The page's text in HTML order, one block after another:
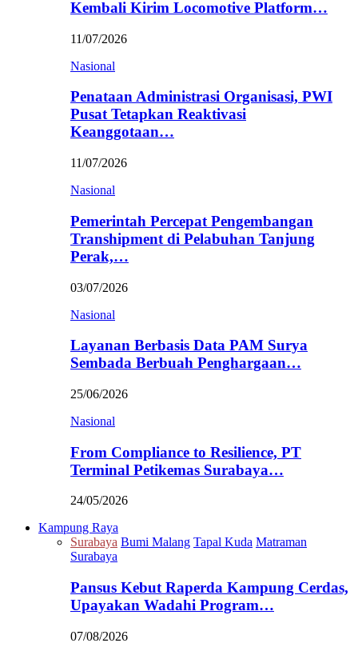
Kembali Kirim Locomotive Platform…
11/07/2026
Nasional
Penataan Administrasi Organisasi, PWI
Pusat Tetapkan Reaktivasi
Keanggotaan…
11/07/2026
Nasional
Pemerintah Percepat Pengembangan
Transhipment di Pelabuhan Tanjung
Perak,…
03/07/2026
Nasional
Layanan Berbasis Data PAM Surya
Sembada Berbuah Penghargaan…
25/06/2026
Nasional
From Compliance to Resilience, PT
Terminal Petikemas Surabaya…
24/05/2026
Kampung Raya
Surabaya Bumi Malang Tapal Kuda Matraman
Surabaya
Pansus Kebut Raperda Kampung Cerdas,
Upayakan Wadahi Program…
07/08/2026